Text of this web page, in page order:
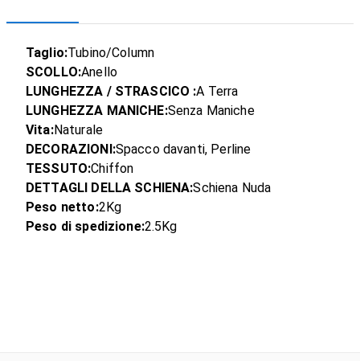
Taglio:Tubino/Column
SCOLLO:Anello
LUNGHEZZA / STRASCICO :A Terra
LUNGHEZZA MANICHE:Senza Maniche
Vita:Naturale
DECORAZIONI:Spacco davanti, Perline
TESSUTO:Chiffon
DETTAGLI DELLA SCHIENA:Schiena Nuda
Peso netto:2Kg
Peso di spedizione:2.5Kg